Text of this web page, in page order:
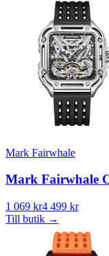
Mark Fairwhale
Mark Fairwhale
1 069 kr4 499 kr
Till butik →